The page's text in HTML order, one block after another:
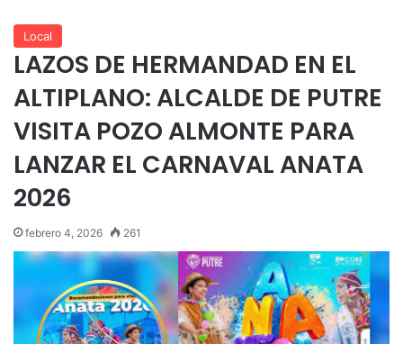
Local
LAZOS DE HERMANDAD EN EL
ALTIPLANO: ALCALDE DE PUTRE
VISITA POZO ALMONTE PARA
LANZAR EL CARNAVAL ANATA
2026
febrero 4, 2026 261